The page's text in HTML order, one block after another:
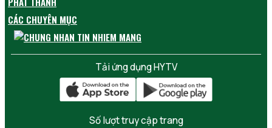
CÁC CHUYÊN MỤC
Tải ứng dụng HYTV
Số lượt truy cập trang